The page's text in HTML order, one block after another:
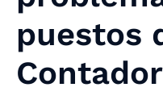
puestos
Contador